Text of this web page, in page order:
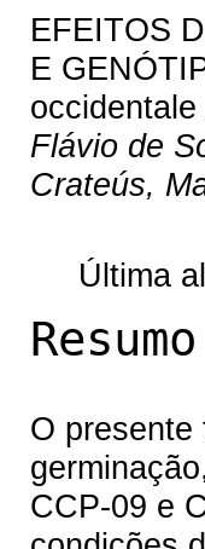
EFEITOS
E
occidentale
Flávio de
Crateús,
Última
Resumo
O presente
CCP-09 e